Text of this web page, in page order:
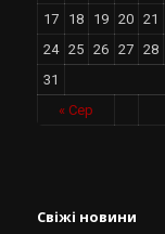
« Сер
17
18 19 20 21
24
25 26 27 28
31
Свіжі новини